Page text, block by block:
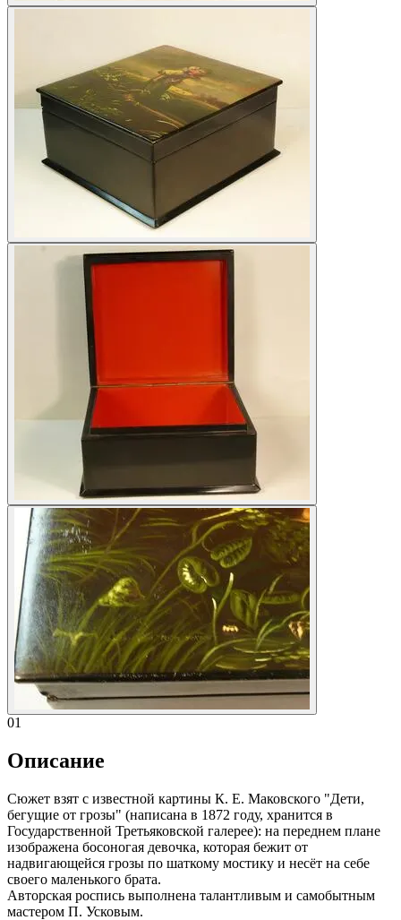
01
Описание
Сюжет взят с известной картины К. Е. Маковского "Дети,
бегущие от грозы" (написана в 1872 году, хранится в
Государственной Третьяковской галерее): на переднем плане
изображена босоногая девочка, которая бежит от
надвигающейся грозы по шаткому мостику и несёт на себе
своего маленького брата.
Авторская роспись выполнена талантливым и самобытным
мастером П. Усковым.